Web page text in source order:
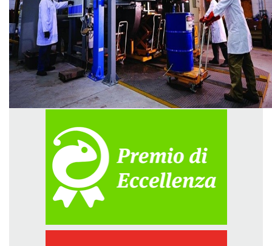
GLOCAL
ECO-EVENTI
ECOINCENTRIAMOCI